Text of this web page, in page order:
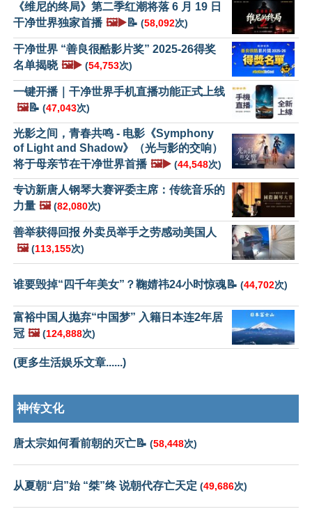
《维尼的终局》第二季红潮将落 6 月 19 日
干净世界独家首播 🖼️▶️📝 (58,092次)
干净世界 “善良很酷影片奖” 2025-26得奖
名单揭晓 🖼️▶️ (54,753次)
一键开播｜干净世界手机直播功能正式上线
🖼️📝 (47,043次)
光影之间，青春共鸣 - 电影《Symphony
of Light and Shadow》（光与影的交响）
将于母亲节在干净世界首播 🖼️▶️ (44,548次)
专访新唐人钢琴大赛评委主席：传统音乐的
力量 🖼️ (82,080次)
善举获得回报 外卖员举手之劳感动美国人
🖼️ (113,155次)
谁要毁掉“四千年美女”？鞠婧祎24小时惊魂📝 (44,702次)
富裕中国人抛弃“中国梦” 入籍日本连2年居
冠 🖼️ (124,888次)
(更多生活娱乐文章......)
神传文化
唐太宗如何看前朝的灭亡📝 (58,448次)
从夏朝“启”始 “桀”终 说朝代存亡天定 (49,686次)